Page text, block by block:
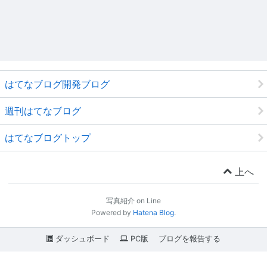
はてなブログ開発ブログ
週刊はてなブログ
はてなブログトップ
上へ
写真紹介 on Line
Powered by Hatena Blog.
ダッシュボード PC版 ブログを報告する